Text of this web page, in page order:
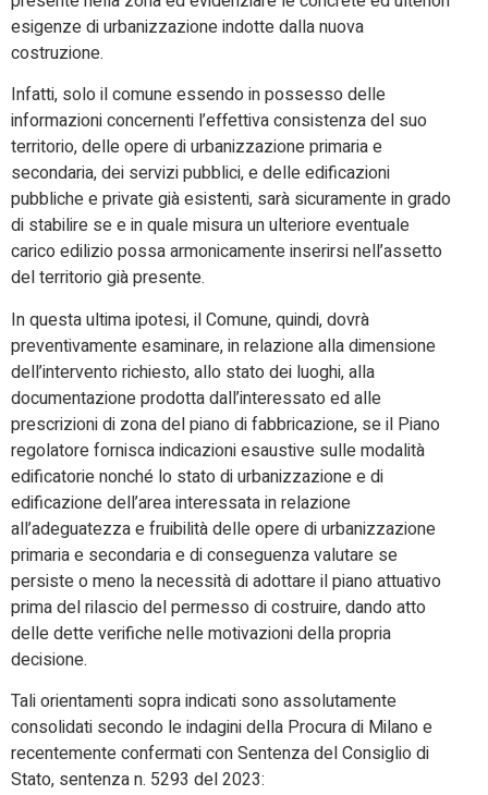
esigenze di urbanizzazione indotte dalla nuova
costruzione.
Infatti, solo il comune essendo in possesso delle
informazioni concernenti l’effettiva consistenza del suo
territorio, delle opere di urbanizzazione primaria e
secondaria, dei servizi pubblici, e delle edificazioni
pubbliche e private già esistenti, sarà sicuramente in grado
di stabilire se e in quale misura un ulteriore eventuale
carico edilizio possa armonicamente inserirsi nell’assetto
del territorio già presente.
In questa ultima ipotesi, il Comune, quindi, dovrà
preventivamente esaminare, in relazione alla dimensione
dell’intervento richiesto, allo stato dei luoghi, alla
documentazione prodotta dall’interessato ed alle
prescrizioni di zona del piano di fabbricazione, se il Piano
regolatore fornisca indicazioni esaustive sulle modalità
edificatorie nonché lo stato di urbanizzazione e di
edificazione dell’area interessata in relazione
all’adeguatezza e fruibilità delle opere di urbanizzazione
primaria e secondaria e di conseguenza valutare se
persiste o meno la necessità di adottare il piano attuativo
prima del rilascio del permesso di costruire, dando atto
delle dette verifiche nelle motivazioni della propria
decisione.
Tali orientamenti sopra indicati sono assolutamente
consolidati secondo le indagini della Procura di Milano e
recentemente confermati con Sentenza del Consiglio di
Stato, sentenza n. 5293 del 2023: